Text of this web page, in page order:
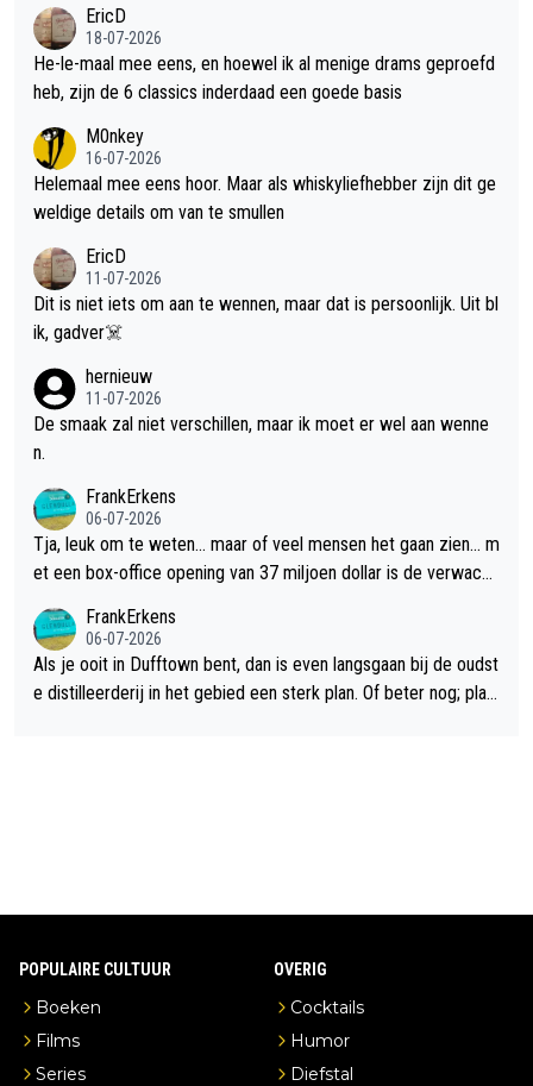
EricD
18-07-2026
He-le-maal mee eens, en hoewel ik al menige drams geproefd
heb, zijn de 6 classics inderdaad een goede basis
M0nkey
16-07-2026
Helemaal mee eens hoor. Maar als whiskyliefhebber zijn dit ge
weldige details om van te smullen
EricD
11-07-2026
Dit is niet iets om aan te wennen, maar dat is persoonlijk. Uit bl
ik, gadver☠️
hernieuw
11-07-2026
De smaak zal niet verschillen, maar ik moet er wel aan wenne
n.
FrankErkens
06-07-2026
Tja, leuk om te weten... maar of veel mensen het gaan zien... m
et een box-office opening van 37 miljoen dollar is de verwacht
FrankErkens
06-07-2026
Als je ooit in Dufftown bent, dan is even langsgaan bij de oudst
e distilleerderij in het gebied een sterk plan. Of beter nog; plan
POPULAIRE CULTUUR
Boeken
Films
Series
OVERIG
Cocktails
Humor
Diefstal